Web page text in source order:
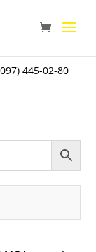
445-02-80